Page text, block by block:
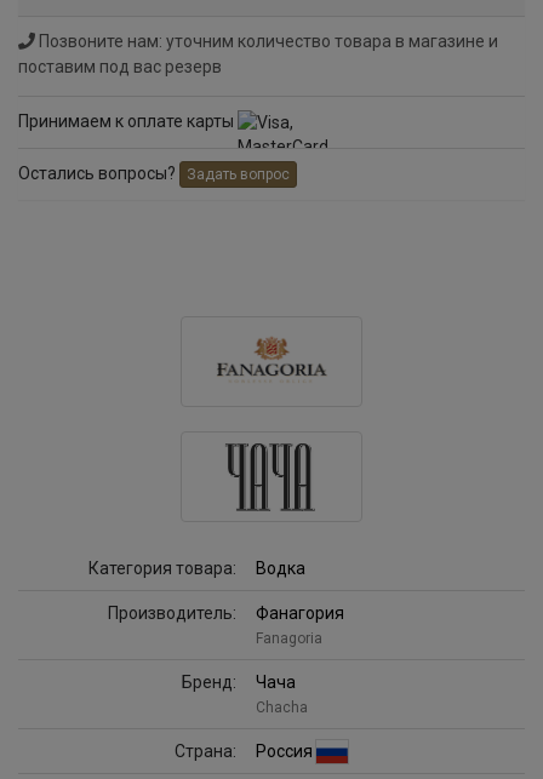
Позвоните нам: уточним количество товара в магазине и
поставим под вас резерв
Принимаем к оплате карты
Остались вопросы? Задать вопрос
Категория товара: Водка
Производитель: Фанагория
Fanagoria
Бренд: Чача
Chacha
Страна: Россия